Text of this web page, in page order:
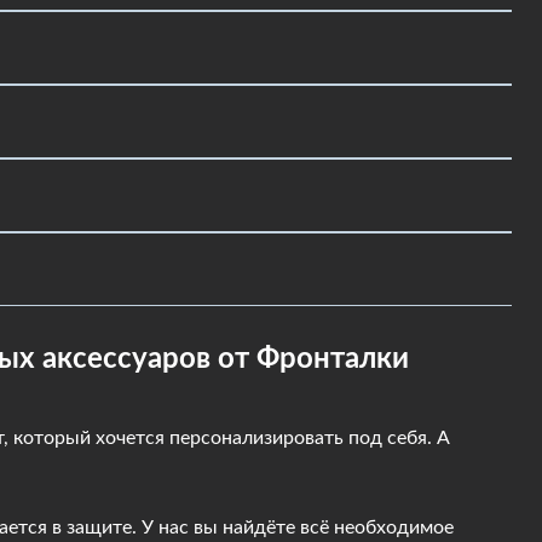
товара.
изюминку и подчеркнет вашу
аксессуаров от Фронталки
хочется персонализировать под себя. А
в защите. У нас вы найдёте всё необходимое